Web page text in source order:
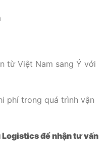
từ Việt Nam sang Ý với
phí trong quá trình vận
Logistics để nhận tư vấn